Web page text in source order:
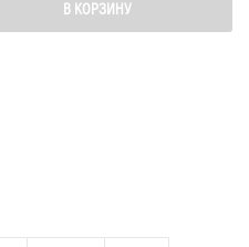
В КОРЗИНУ